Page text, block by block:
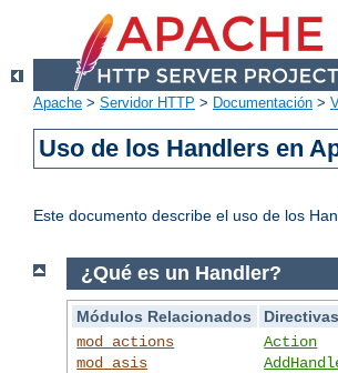
Apache > Servidor HTTP > Documentación >
Uso de los Handlers en
Este documento describe el uso de los
¿Qué es un Handler?
Módulos Relacionados
mod_actions
mod_asis
Action